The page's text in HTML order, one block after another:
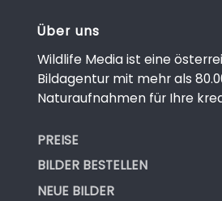
Über uns
Wildlife Media ist eine
Bildagentur mit mehr als
Naturaufnahmen für Ihre
PREISE
BILDER BESTELLEN
NEUE BILDER